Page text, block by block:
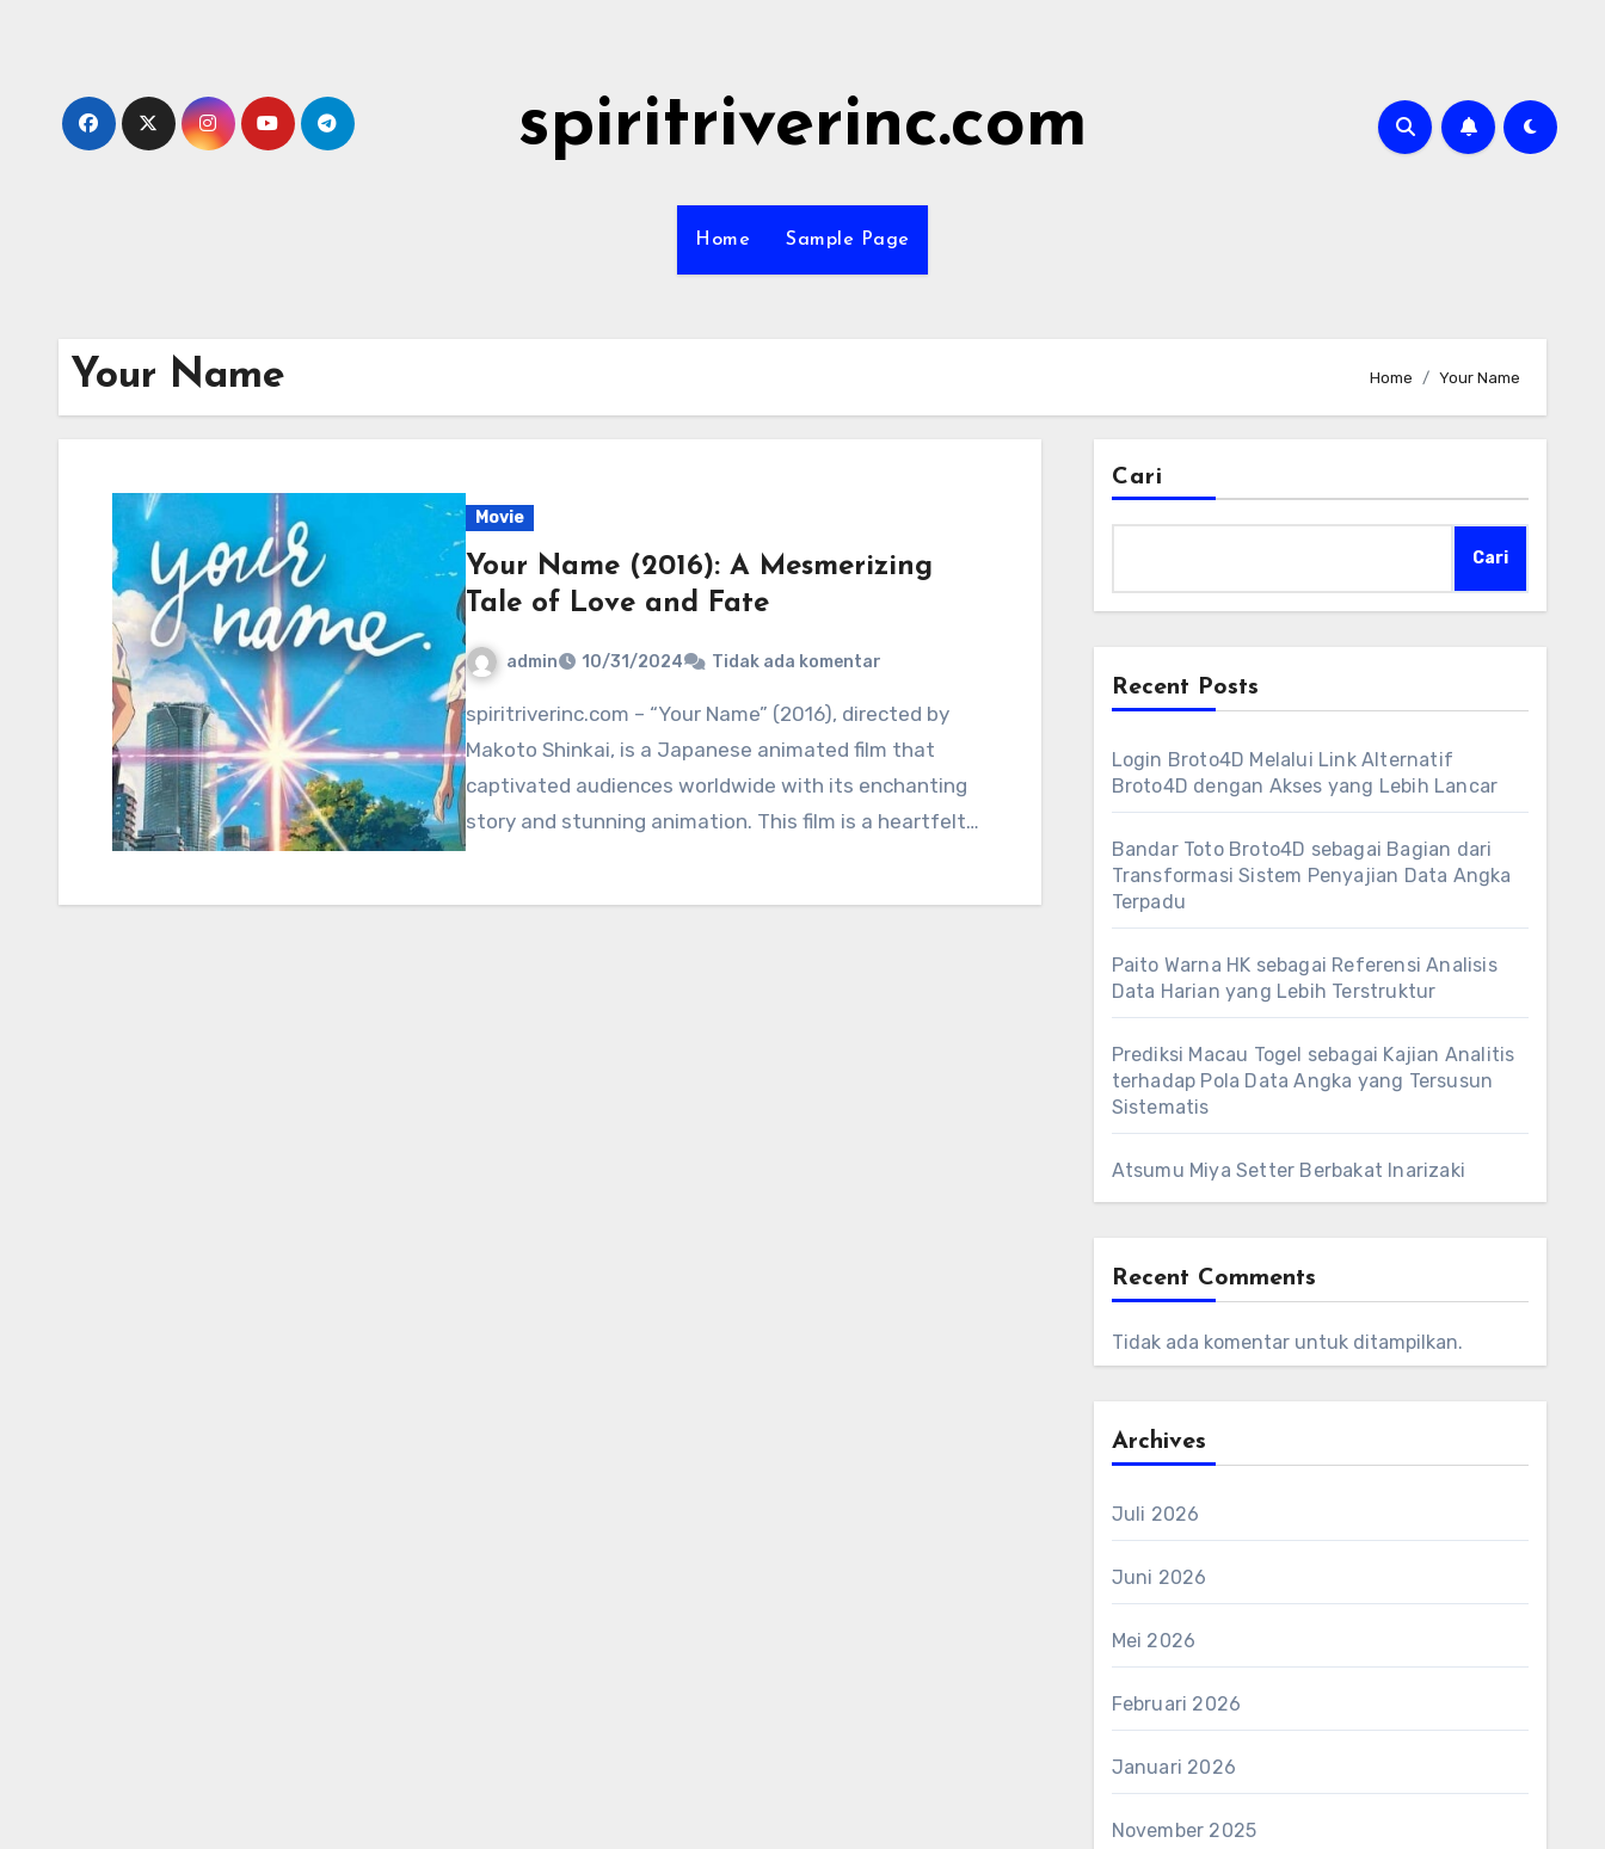
spiritriverinc.com
Home Sample Page
Your Name Home Your Name
Movie
Your Name (2016): A Mesmerizing
Tale of Love and Fate
admin 10/31/2024 Tidak ada komentar
spiritriverinc.com – “Your Name” (2016), directed by
Makoto Shinkai, is a Japanese animated film that
captivated audiences worldwide with its enchanting
story and stunning animation. This film is a heartfelt…
Cari
Cari
Recent Posts
Login Broto4D Melalui Link Alternatif
Broto4D dengan Akses yang Lebih Lancar
Bandar Toto Broto4D sebagai Bagian dari
Transformasi Sistem Penyajian Data Angka
Terpadu
Paito Warna HK sebagai Referensi Analisis
Data Harian yang Lebih Terstruktur
Prediksi Macau Togel sebagai Kajian Analitis
terhadap Pola Data Angka yang Tersusun
Sistematis
Atsumu Miya Setter Berbakat Inarizaki
Recent Comments
Tidak ada komentar untuk ditampilkan.
Archives
Juli 2026
Juni 2026
Mei 2026
Februari 2026
Januari 2026
November 2025